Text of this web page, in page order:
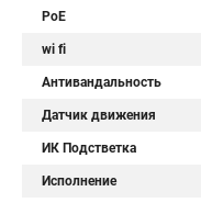
PoE
wi fi
Антивандальность
Датчик движения
ИК Подстветка
Исполнение